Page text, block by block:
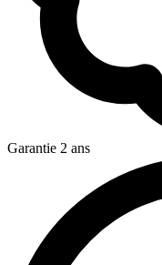
Garantie 2 ans